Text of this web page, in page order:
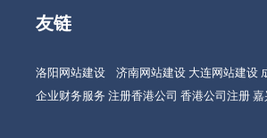
友链
洛阳网站建设 济南网站建设 大连网站建设
企业财务服务 注册香港公司 香港公司注册嘉